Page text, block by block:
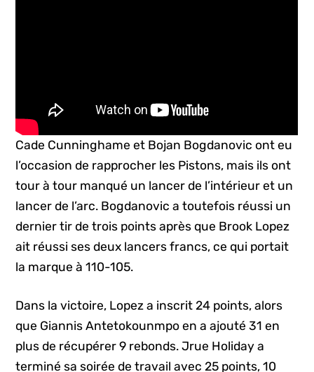
Cade Cunninghame et Bojan Bogdanovic ont eu
l’occasion de rapprocher les Pistons, mais ils ont
tour à tour manqué un lancer de l’intérieur et un
lancer de l’arc. Bogdanovic a toutefois réussi un
dernier tir de trois points après que Brook Lopez
ait réussi ses deux lancers francs, ce qui portait
la marque à 110-105.
Dans la victoire, Lopez a inscrit 24 points, alors
que Giannis Antetokounmpo en a ajouté 31 en
plus de récupérer 9 rebonds. Jrue Holiday a
terminé sa soirée de travail avec 25 points, 10